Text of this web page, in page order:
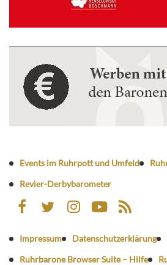
Events im Ruhrpott und Umfeld
Revier-Derbybarometer
Impressum Datenschutzerklärung
Ruhrbarone Browser Suite – Hilfe